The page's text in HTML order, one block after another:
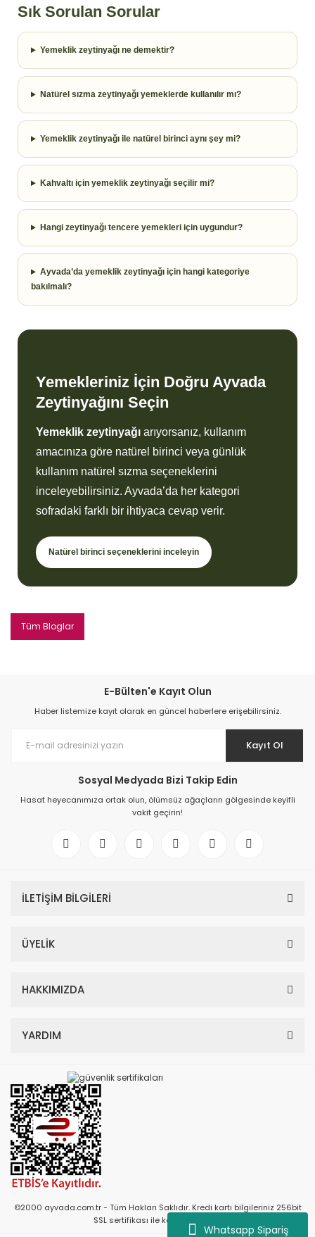
Whatsapp Sipariş
Sık Sorulan Sorular
Yemeklik zeytinyağı ne demektir?
Natürel sızma zeytinyağı yemeklerde kullanılır mı?
Yemeklik zeytinyağı ile natürel birinci aynı şey mi?
Kahvaltı için yemeklik zeytinyağı seçilir mi?
Hangi zeytinyağı tencere yemekleri için uygundur?
Ayvada’da yemeklik zeytinyağı için hangi kategoriye
bakılmalı?
Yemekleriniz İçin Doğru Ayvada
Zeytinyağını Seçin
Yemeklik zeytinyağı arıyorsanız, kullanım
amacınıza göre natürel birinci veya günlük
kullanım natürel sızma seçeneklerini
inceleyebilirsiniz. Ayvada’da her kategori
sofradaki farklı bir ihtiyaca cevap verir.
Natürel birinci seçeneklerini inceleyin
Tüm Bloglar
E-Bülten'e Kayıt Olun
Haber listemize kayıt olarak en güncel haberlere erişebilirsiniz.
Kayıt Ol
Sosyal Medyada Bizi Takip Edin
Hasat heyecanımıza ortak olun, ölümsüz ağaçların gölgesinde keyifli
vakit geçirin!
İLETİŞİM BİLGİLERİ
ÜYELİK
HAKKIMIZDA
YARDIM
©2000 ayvada.com.tr - Tüm Hakları Saklıdır. Kredi kartı bilgileriniz 256bit
SSL sertifikası ile korunmaktadır.